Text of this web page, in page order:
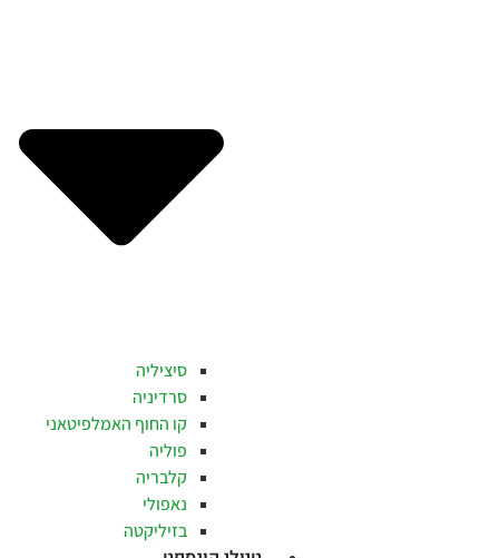
סיציליה
סרדיניה
קו החוף האמלפיטאני
פוליה
קלבריה
נאפולי
בזיליקטה